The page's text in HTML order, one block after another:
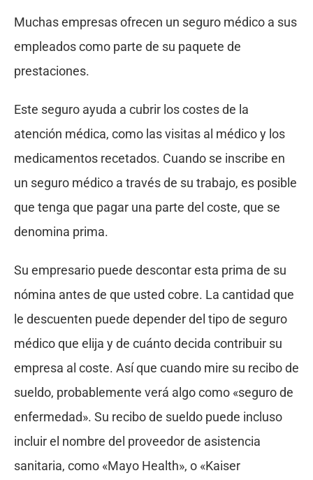
Muchas empresas ofrecen un seguro médico a sus
empleados como parte de su paquete de
prestaciones.
Este seguro ayuda a cubrir los costes de la
atención médica, como las visitas al médico y los
medicamentos recetados. Cuando se inscribe en
un seguro médico a través de su trabajo, es posible
que tenga que pagar una parte del coste, que se
denomina prima.
Su empresario puede descontar esta prima de su
nómina antes de que usted cobre. La cantidad que
le descuenten puede depender del tipo de seguro
médico que elija y de cuánto decida contribuir su
empresa al coste. Así que cuando mire su recibo de
sueldo, probablemente verá algo como «seguro de
enfermedad». Su recibo de sueldo puede incluso
incluir el nombre del proveedor de asistencia
sanitaria, como «Mayo Health», o «Kaiser